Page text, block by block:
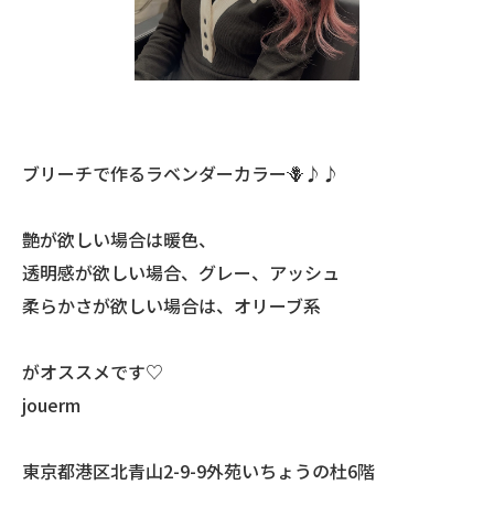
ブリーチで作るラベンダーカラー🪻♪♪
艶が欲しい場合は暖色、
透明感が欲しい場合、グレー、アッシュ
柔らかさが欲しい場合は、オリーブ系
がオススメです♡
jouerm
東京都港区北青山2-9-9外苑いちょうの杜6階